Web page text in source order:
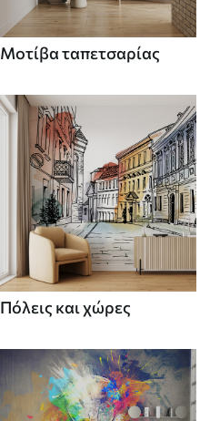
Μοτίβα ταπετσαρίας
Πόλεις και χώρες